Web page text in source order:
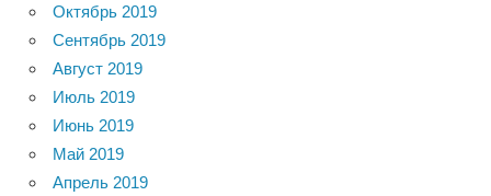
Октябрь 2019
Сентябрь 2019
Август 2019
Июль 2019
Июнь 2019
Май 2019
Апрель 2019